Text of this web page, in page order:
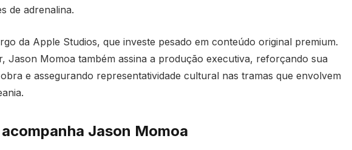
de adrenalina.
da Apple Studios, que investe pesado em conteúdo original premium.
Jason Momoa também assina a produção executiva, reforçando sua
e assegurando representatividade cultural nas tramas que envolvem
Jason Momoa